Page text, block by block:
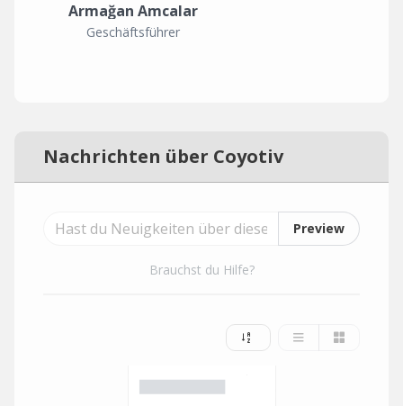
Armağan Amcalar
Geschäftsführer
Nachrichten über Coyotiv
Preview
Brauchst du Hilfe?